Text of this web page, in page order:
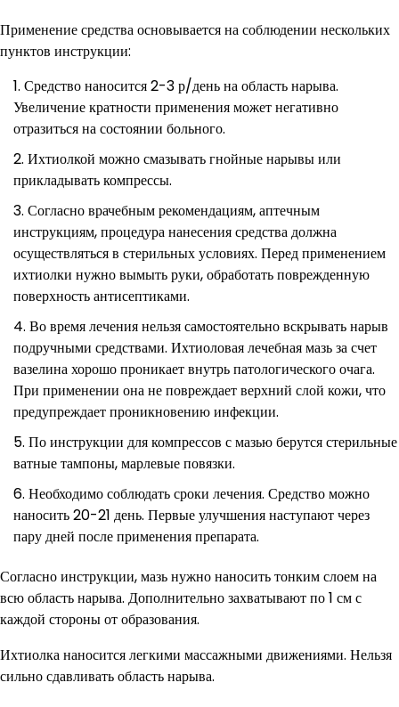
Применение средства основывается на соблюдении нескольких
пунктов инструкции:
Средство наносится 2-3 р/день на область нарыва.
Увеличение кратности применения может негативно
отразиться на состоянии больного.
Ихтиолкой можно смазывать гнойные нарывы или
прикладывать компрессы.
Согласно врачебным рекомендациям, аптечным
инструкциям, процедура нанесения средства должна
осуществляться в стерильных условиях. Перед применением
ихтиолки нужно вымыть руки, обработать поврежденную
поверхность антисептиками.
Во время лечения нельзя самостоятельно вскрывать нарыв
подручными средствами. Ихтиоловая лечебная мазь за счет
вазелина хорошо проникает внутрь патологического очага.
При применении она не повреждает верхний слой кожи, что
предупреждает проникновению инфекции.
По инструкции для компрессов с мазью берутся стерильные
ватные тампоны, марлевые повязки.
Необходимо соблюдать сроки лечения. Средство можно
наносить 20-21 день. Первые улучшения наступают через
пару дней после применения препарата.
Согласно инструкции, мазь нужно наносить тонким слоем на
всю область нарыва. Дополнительно захватывают по 1 см с
каждой стороны от образования.
Ихтиолка наносится легкими массажными движениями. Нельзя
сильно сдавливать область нарыва.